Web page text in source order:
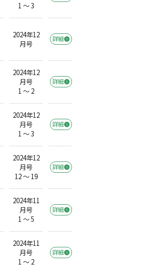
1 ～ 3
2024年12
月号
詳細
2024年12
月号
1 ～ 2
詳細
2024年12
月号
1 ～ 3
詳細
2024年12
月号
12 ～ 19
詳細
2024年11
月号
1 ～ 5
詳細
2024年11
月号
1 ～ 2
詳細